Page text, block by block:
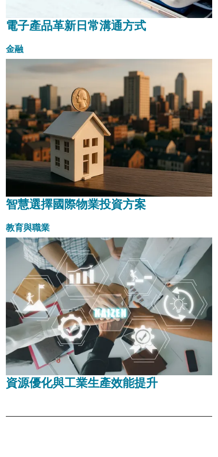
電子產品革新日常溝通方式
金融
智慧選擇國際物業投資方案
教育與職業
資源優化與工業生產效能提升